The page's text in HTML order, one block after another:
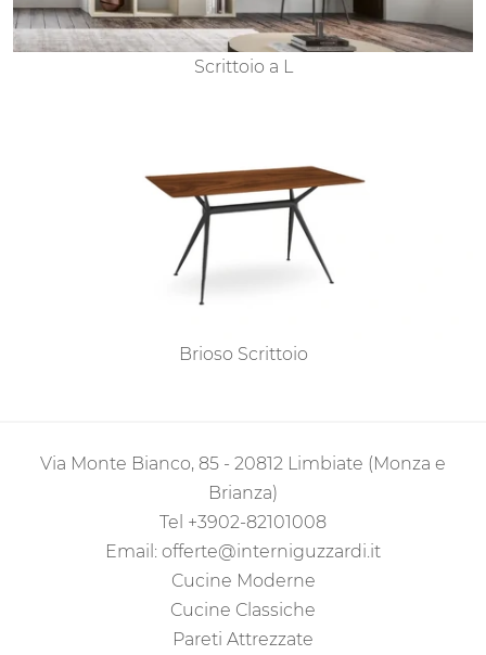
Scrittoio a L
Brioso Scrittoio
Via Monte Bianco, 85 - 20812 Limbiate (Monza e
Brianza)
Tel +3902-82101008
Email: offerte@interniguzzardi.it
Cucine Moderne
Cucine Classiche
Pareti Attrezzate